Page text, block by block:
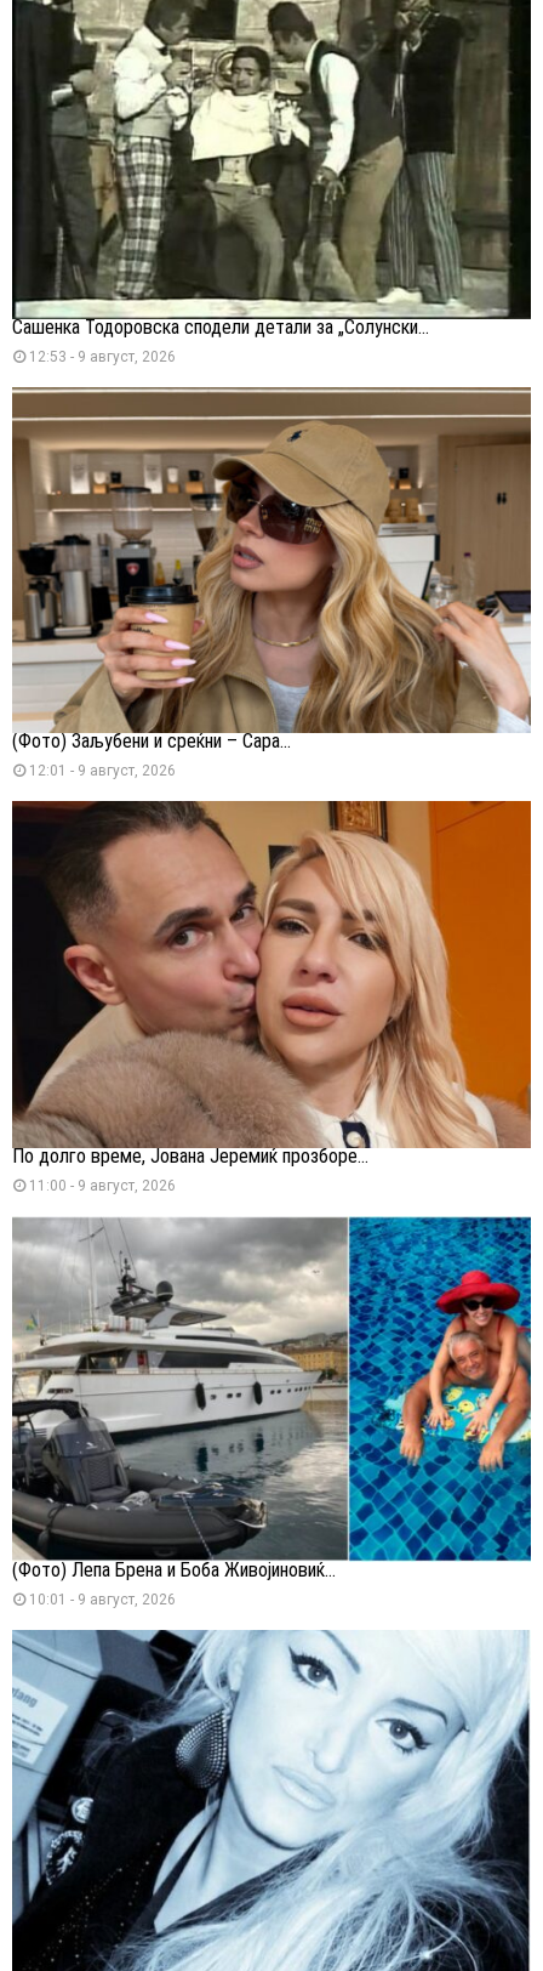
Сашенка Тодоровска сподели детали за „Солунски...
12:53 - 9 август, 2026
(Фото) Заљубени и среќни – Сара...
12:01 - 9 август, 2026
По долго време, Јована Јеремиќ прозборе...
11:00 - 9 август, 2026
(Фото) Лепа Брена и Боба Живојиновиќ...
10:01 - 9 август, 2026